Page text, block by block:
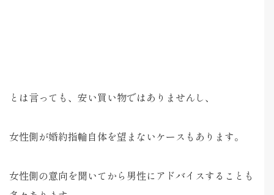
とは言っても、安い買い物ではありませんし、
女性側が婚約指輪自体を望まないケースもあります。
女性側の意向を聞いてから男性にアドバイスすることも